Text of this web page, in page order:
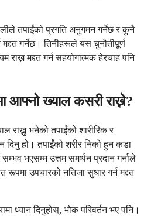
तपाईंको प्रगति अनुगमन गर्नेछ र कुनै
गर्नेछ। तिनीहरूले यस चुनौतीपूर्ण
मद्दत गर्न सहयोगात्मक हेरचाह पनि
आफ्नो ख्याल कसरी राख्ने?
राख्नु भनेको तपाईंको शारीरिक र
हो। तपाईंको शरीर निको हुन कडा
भएसम्म उत्तम समर्थन प्रदान गर्नाले
रूपमा उपचारको नतिजा सुधार गर्न मद्दत
ध्यान दिनुहोस्, भोक परिवर्तन भए पनि।